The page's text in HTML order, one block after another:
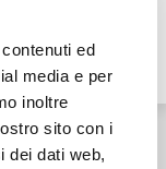
ed
media e per
inoltre
sito con i
dei dati web,